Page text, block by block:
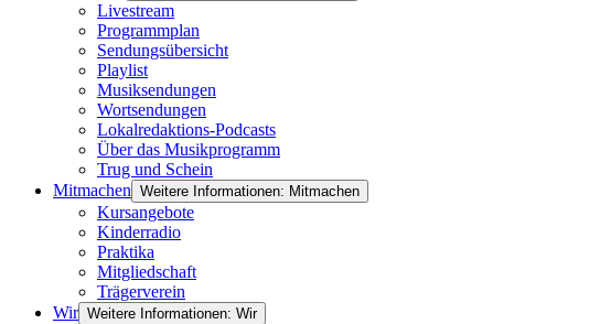
Livestream
Programmplan
Sendungsübersicht
Playlist
Musiksendungen
Wortsendungen
Lokalredaktions-Podcasts
Über das Musikprogramm
Trug und Schein
Mitmachen Weitere Informationen: Mitmachen
Kursangebote
Kinderradio
Praktika
Mitgliedschaft
Trägerverein
Wir Weitere Informationen: Wir